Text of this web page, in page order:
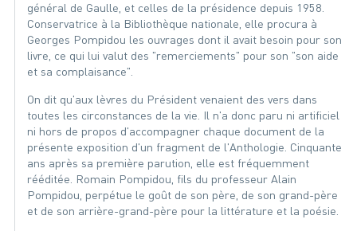
général de Gaulle, et celles de la présidence depuis 1958.
Conservatrice à la Bibliothèque nationale, elle procura à
Georges Pompidou les ouvrages dont il avait besoin pour son
livre, ce qui lui valut des "remerciements" pour son "son aide
et sa complaisance".
On dit qu'aux lèvres du Président venaient des vers dans
toutes les circonstances de la vie. Il n'a donc paru ni artificiel
ni hors de propos d'accompagner chaque document de la
présente exposition d'un fragment de l'Anthologie. Cinquante
ans après sa première parution, elle est fréquemment
rééditée. Romain Pompidou, fils du professeur Alain
Pompidou, perpétue le goût de son père, de son grand-père
et de son arrière-grand-père pour la littérature et la poésie.